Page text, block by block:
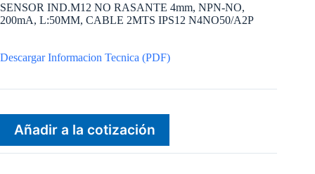
SENSOR IND.M12 NO RASANTE 4mm, NPN-NO,
200mA, L:50MM, CABLE 2MTS IPS12 N4NO50/A2P
Descargar Informacion Tecnica (PDF)
Añadir a la cotización